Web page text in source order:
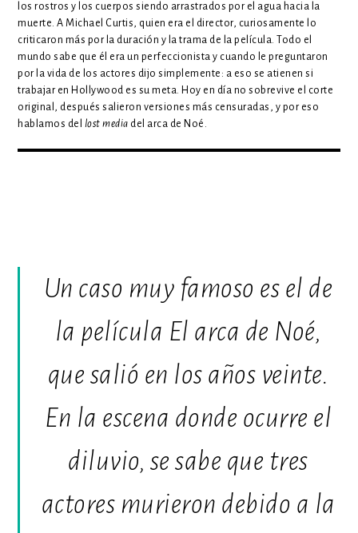
los rostros y los cuerpos siendo arrastrados por el agua hacia la
muerte. A Michael Curtis, quien era el director, curiosamente lo
criticaron más por la duración y la trama de la película. Todo el
mundo sabe que él era un perfeccionista y cuando le preguntaron
por la vida de los actores dijo simplemente: a eso se atienen si
trabajar en Hollywood es su meta. Hoy en día no sobrevive el corte
original, después salieron versiones más censuradas, y por eso
hablamos del lost media del arca de Noé.
Un caso muy famoso es el de
la película El arca de Noé,
que salió en los años veinte.
En la escena donde ocurre el
diluvio, se sabe que tres
actores murieron debido a la